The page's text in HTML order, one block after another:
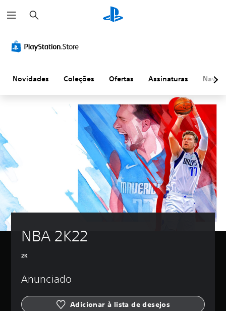
e
s
i
s
Novidades Coleções Ofertas Assinaturas
NBA 2K22
2K
Anunciado
Adicionar à lista de desejos